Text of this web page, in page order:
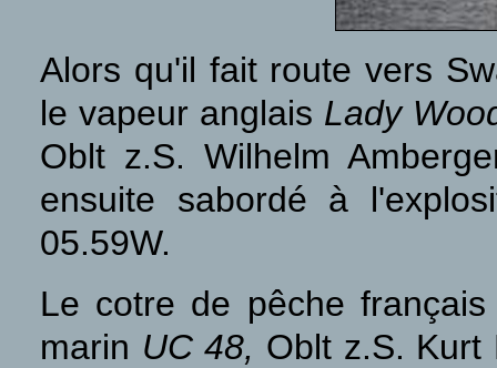
Alors qu'il fait route vers
le vapeur anglais Lady
Oblt z.S. Wilhelm
ensuite sabordé à
05.59W.
Le cotre de pêche
marin UC 48, Oblt z.S. Kurt